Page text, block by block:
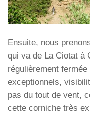
Ensuite, nous
qui va de La Ciotat à
régulièrement
exceptionnels,
pas du tout de vent,
cette corniche très